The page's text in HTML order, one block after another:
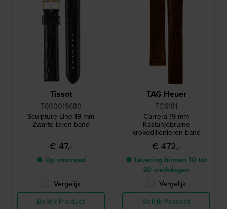
Tissot
T600019680
Sculpture Line 19 mm
Zwarte leren band
€ 47,-
● Op voorraad
Vergelijk
Bekijk Product
TAG Heuer
FC6181
Carrera 19 mm
Kastanjebruine
krokodillenleren band
€ 472,-
● Levering binnen 10 tot
20 werkdagen
Vergelijk
Bekijk Product